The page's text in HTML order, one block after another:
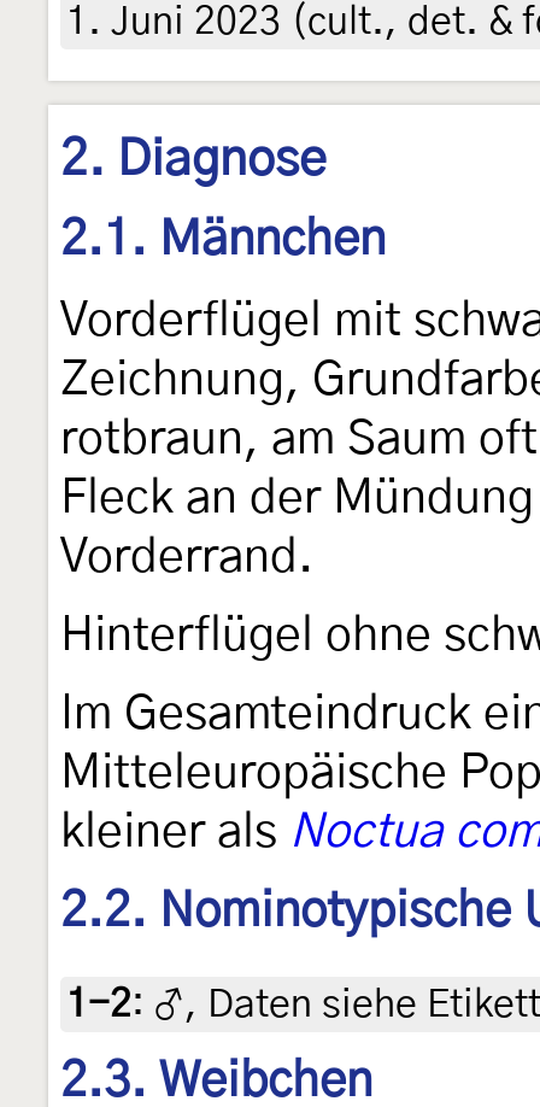
1. Juni 2023 (cult., det. &
2. Diagnose
2.1. Männchen
Vorderflügel mit
Zeichnung,
rotbraun, am Saum
Fleck an der
Vorderrand.
Hinterflügel ohne
Im Gesamteindruck
Mitteleuropäische
kleiner als Noctua
2.2. Nominotypische
1-2: ♂, Daten siehe
2.3. Weibchen